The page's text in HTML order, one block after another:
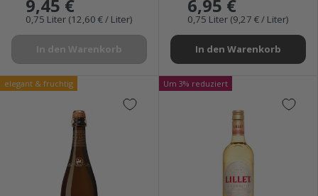
9,45 €
0,75 Liter (12,60 € / Liter)
In den Warenkorb
6,95 €
0,75 Liter (9,27 € / Liter)
In den Warenkorb
elegant & fruchtig Um 3% reduziert